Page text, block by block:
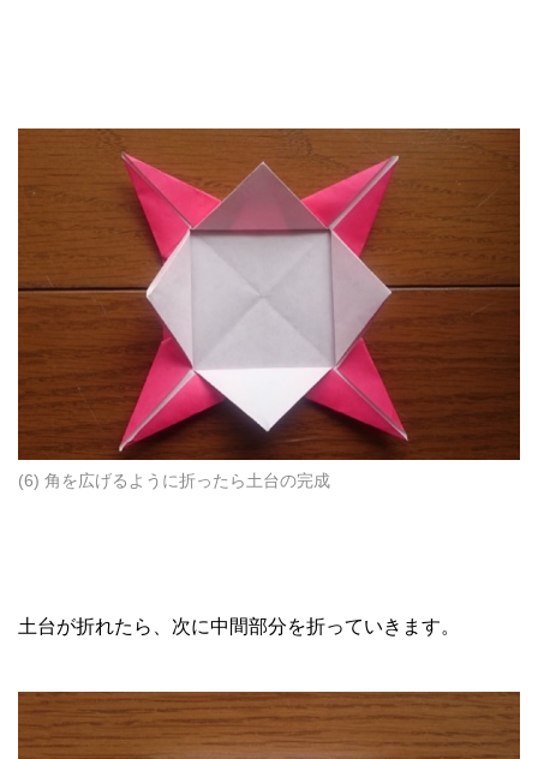
(6) 角を広げるように折ったら土台の完成
土台が折れたら、次に中間部分を折っていきます。